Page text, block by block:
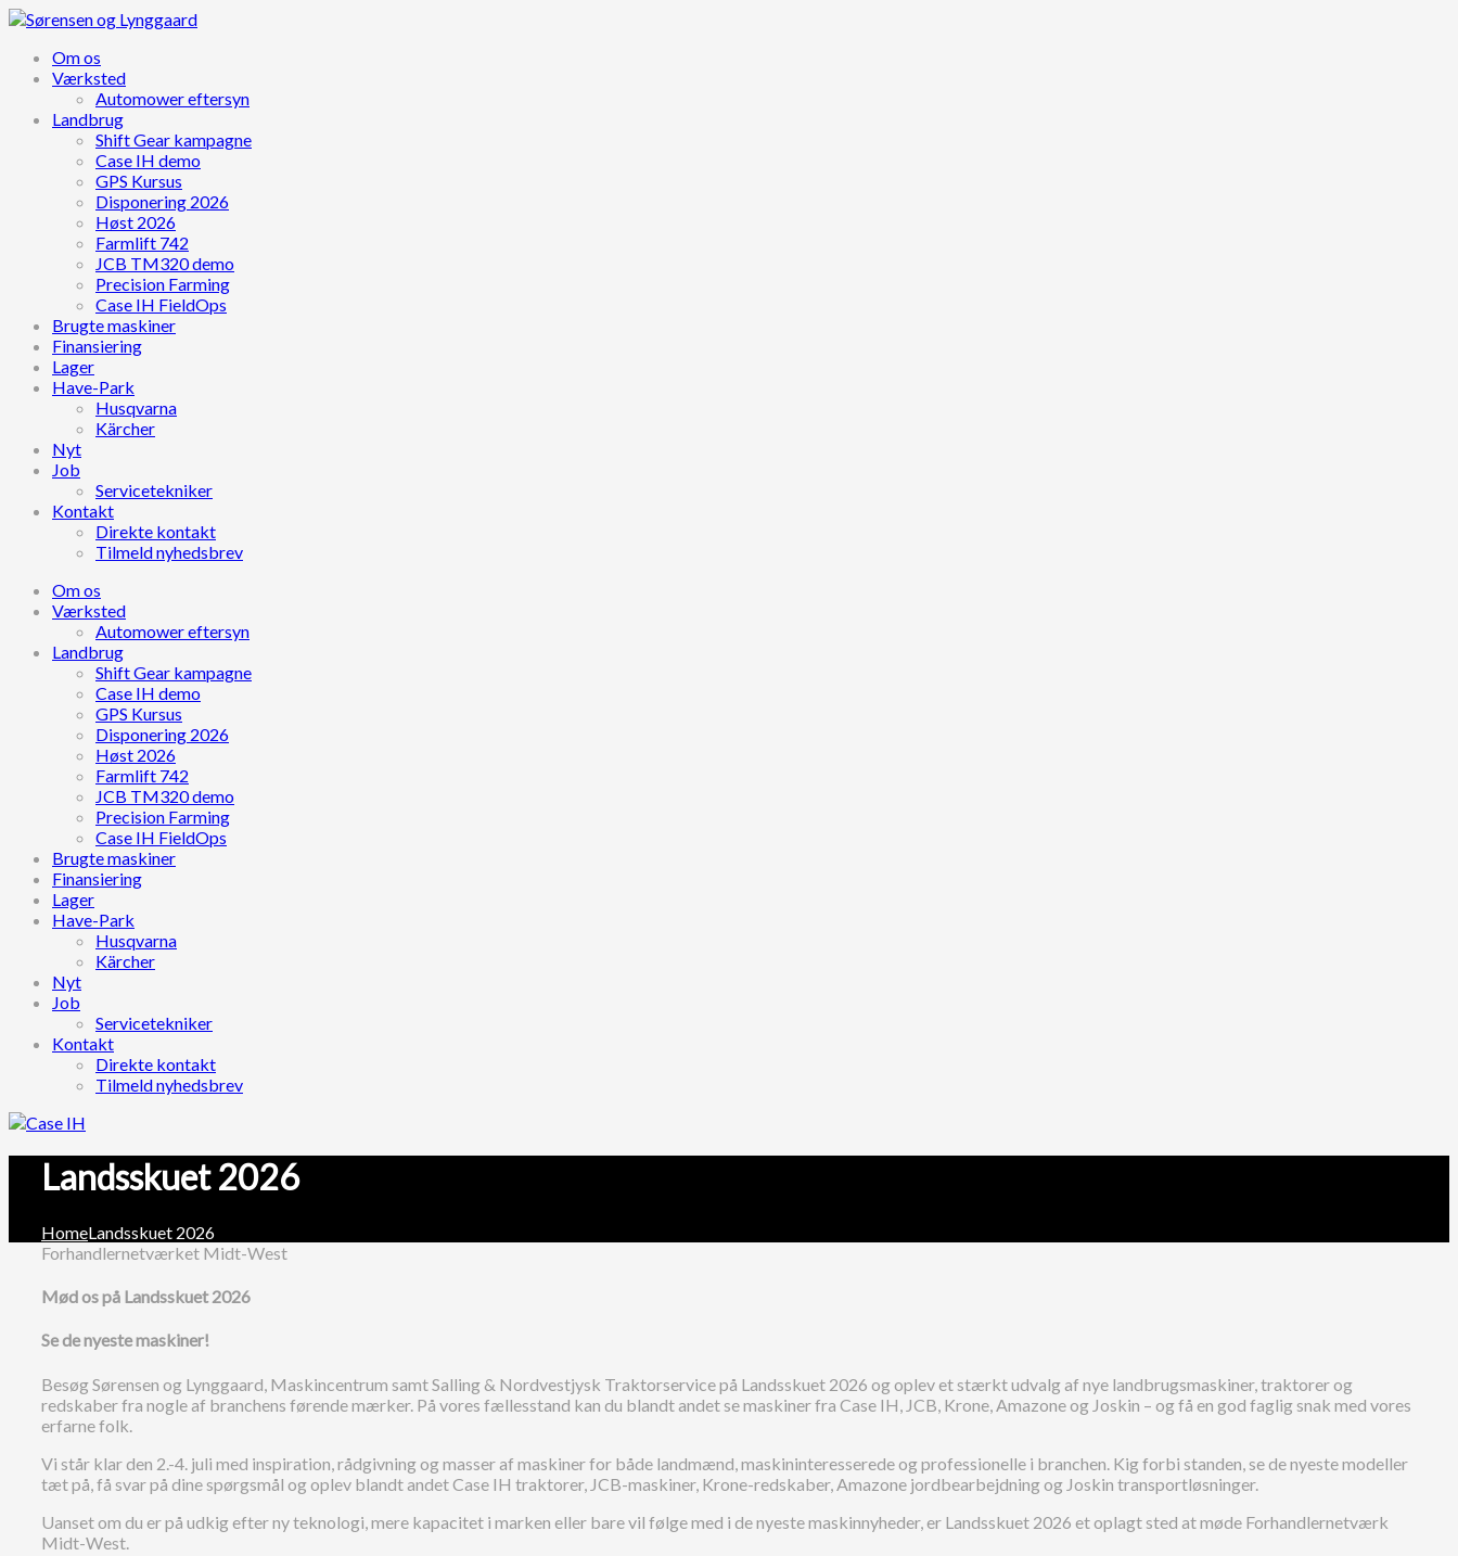
Om os
Værksted
Automower eftersyn
Landbrug
Shift Gear kampagne
Case IH demo
GPS Kursus
Disponering 2026
Høst 2026
Farmlift 742
JCB TM320 demo
Precision Farming
Case IH FieldOps
Brugte maskiner
Finansiering
Lager
Have-Park
Husqvarna
Kärcher
Nyt
Job
Servicetekniker
Kontakt
Direkte kontakt
Tilmeld nyhedsbrev
Om os
Værksted
Automower eftersyn
Landbrug
Shift Gear kampagne
Case IH demo
GPS Kursus
Disponering 2026
Høst 2026
Farmlift 742
JCB TM320 demo
Precision Farming
Case IH FieldOps
Brugte maskiner
Finansiering
Lager
Have-Park
Husqvarna
Kärcher
Nyt
Job
Servicetekniker
Kontakt
Direkte kontakt
Tilmeld nyhedsbrev
Landsskuet 2026
HomeLandsskuet 2026
Forhandlernetværket Midt-West
Mød os på Landsskuet 2026
Sede nyeste maskiner!
Besøg Sørensen og Lynggaard, Maskincentrum samt Salling & Nordvestjysk Traktorservice på Landsskuet 2026 og oplev et stærkt udvalg af nye landbrugsmaskiner, traktorer og
redskaber fra nogle af branchens førende mærker. På vores fællesstand kan du blandt andet se maskiner fra Case IH, JCB, Krone, Amazone og Joskin – og få en god faglig snak med vores
erfarne folk.
Vi står klar den 2.-4. juli med inspiration, rådgivning og masser af maskiner for både landmænd, maskininteresserede og professionelle i branchen. Kig forbi standen, se de nyeste modeller
tæt på, få svar på dine spørgsmål og oplev blandt andet Case IH traktorer, JCB-maskiner, Krone-redskaber, Amazone jordbearbejdning og Joskin transportløsninger.
Uanset om du er på udkig efter ny teknologi, mere kapacitet i marken eller bare vil følge med i de nyeste maskinnyheder, er Landsskuet 2026 et oplagt sted at møde Forhandlernetværk
Midt-West.